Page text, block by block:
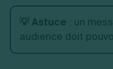
💡 Astuce : un
audience doit